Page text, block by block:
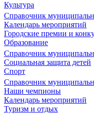
Культура
Справочник
Календарь мероприятий
Городские премии и
Образование
Справочник
Социальная защита детей
Спорт
Справочник
Наши чемпионы
Календарь мероприятий
Туризм и отдых